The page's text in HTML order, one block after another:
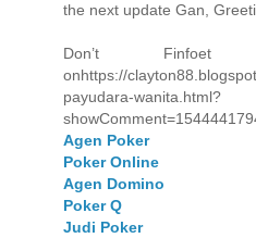
the next update Gan,
Don’t
onhttps://
payudara-wanita.html?
Agen Poker
Poker Online
Agen Domino
Poker Q
Judi Poker